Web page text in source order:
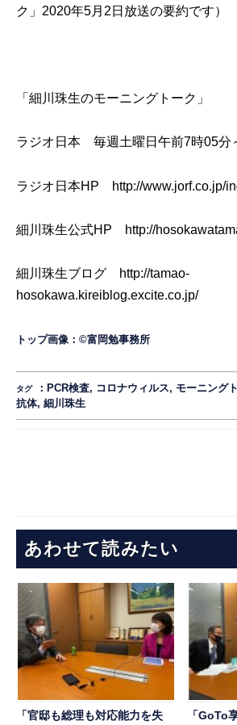
ク」2020年5月2日放送の要約です）
「細川珠生のモーニングトーク」
ラジオ日本 毎週土曜日午前7時05分
ラジオ日本HP http://www.jorf.co.jp/
細川珠生公式HP http://
細川珠生ブログ
http://tamao-
hosokawa.kireiblog.excite.co.jp/
トップ画像：©️富岡勉事務所
タグ ： PCR検査, コロナウィルス, モーニング
抗体,細川珠生
あわせて読みたい
「官邸も総理も対応能力を失
「GoTo